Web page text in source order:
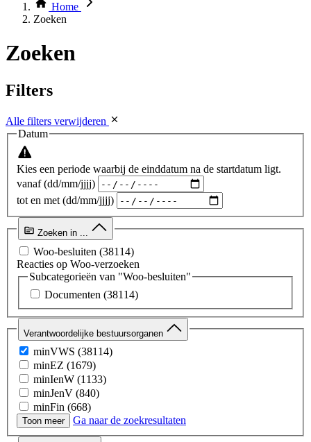
Home
Zoeken
Zoeken
Filters
Alle filters verwijderen
Datum
Kies een periode waarbij de einddatum na de startdatum ligt.
vanaf (dd/mm/jjjj)
tot en met (dd/mm/jjjj)
Zoeken in ...
Woo-besluiten (38114)
Reacties op Woo-verzoeken
Subcategorieën van "Woo-besluiten"
Documenten (38114)
Verantwoordelijke bestuursorganen
minVWS (38114)
minEZ (1679)
minIenW (1133)
minJenV (840)
minFin (668)
minBZK
(602)
minBZ (480)
Toon meer Ga naar de zoekresultaten